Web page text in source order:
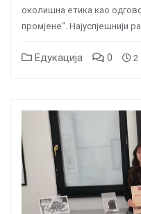
околишна етика као
промјене“. Најуспјешнији
Едукација 0 2